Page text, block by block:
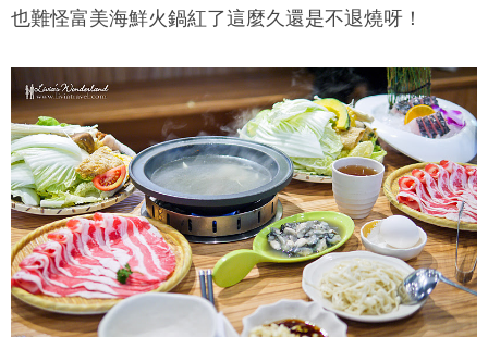
也難怪富美海鮮火鍋紅了這麼久還是不退燒呀！